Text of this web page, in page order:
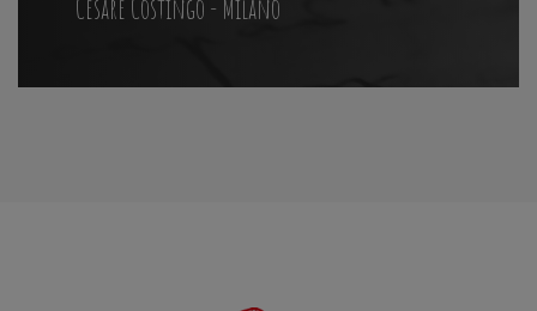
Cesare Costingo - Milano